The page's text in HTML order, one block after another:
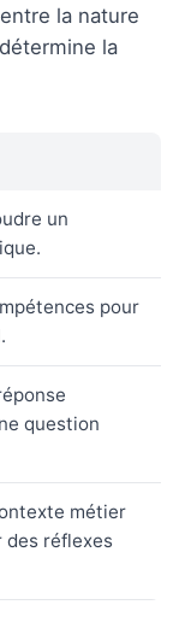
la nature
la
un
pour
question
métier
des réflexes